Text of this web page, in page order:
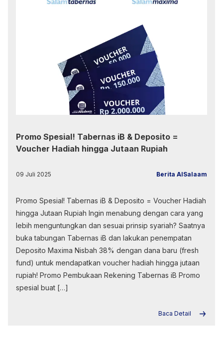
Promo Spesial! Tabernas iB & Deposito =
Voucher Hadiah hingga Jutaan Rupiah
09 Juli 2025 Berita AlSalaam
Promo Spesial! Tabernas iB & Deposito = Voucher Hadiah
hingga Jutaan Rupiah Ingin menabung dengan cara yang
lebih menguntungkan dan sesuai prinsip syariah? Saatnya
buka tabungan Tabernas iB dan lakukan penempatan
Deposito Maxima Nisbah 38% dengan dana baru (fresh
fund) untuk mendapatkan voucher hadiah hingga jutaan
rupiah! Promo Pembukaan Rekening Tabernas iB Promo
spesial buat […]
Baca Detail